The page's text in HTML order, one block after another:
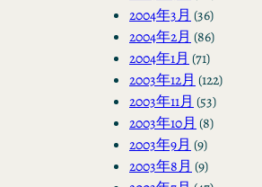
2004年3月 (36)
2004年2月 (86)
2004年1月 (71)
2003年12月 (122)
2003年11月 (53)
2003年10月 (8)
2003年9月 (9)
2003年8月 (9)